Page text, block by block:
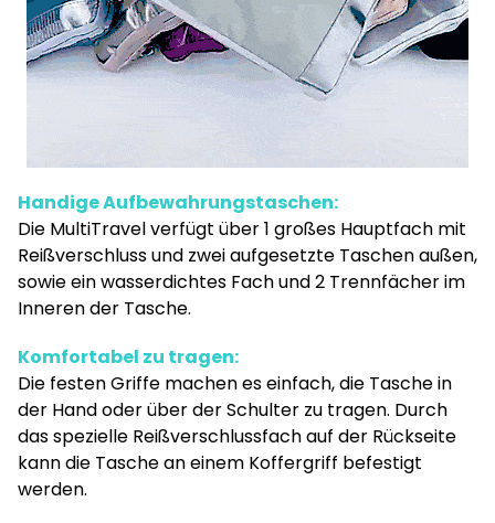
Handige Aufbewahrungstaschen:
Die MultiTravel verfügt über 1 großes Hauptfach mit
Reißverschluss und zwei aufgesetzte Taschen außen,
sowie ein wasserdichtes Fach und 2 Trennfächer im
Inneren der Tasche.
Komfortabel zu tragen:
Die festen Griffe machen es einfach, die Tasche in
der Hand oder über der Schulter zu tragen. Durch
das spezielle Reißverschlussfach auf der Rückseite
kann die Tasche an einem Koffergriff befestigt
werden.